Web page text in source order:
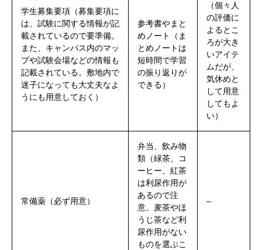
学生募集要項（募集要項に
は、試験に関する情報が記
載されているので要準備。
また、キャンパス内のマッ
プや試験会場などの情報も
記載されている。敷地内で
迷子になっても大丈夫なよ
うにも用意しておく）
参考書やまと
めノート（ま
とめノートは
短時間で学習
の振り返りが
できる）
（個々人
の評価に
よるとこ
ろが大き
いアイテ
ムだが、
気休めと
して用意
してもよ
い）
常備薬（必ず用意）
弁当、飲み物
類（緑茶、コ
ーヒー、紅茶
は利尿作用が
あるので注
意。麦茶やほ
うじ茶など利
尿作用がない
ものを選ぶこ
–